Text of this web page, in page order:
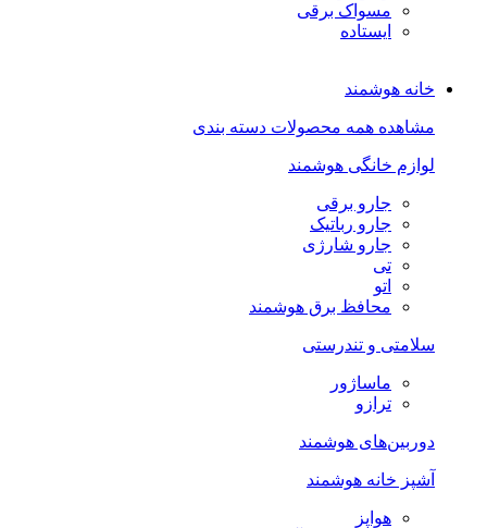
مسواک برقی
ایستاده
خانه هوشمند
مشاهده همه محصولات دسته بندی
لوازم خانگی هوشمند
جارو برقی
جارو رباتیک
جارو شارژی
تی
اتو
محافظ برق هوشمند
سلامتی و تندرستی
ماساژور
ترازو
دوربین‌های هوشمند
آشپز خانه هوشمند
هواپز